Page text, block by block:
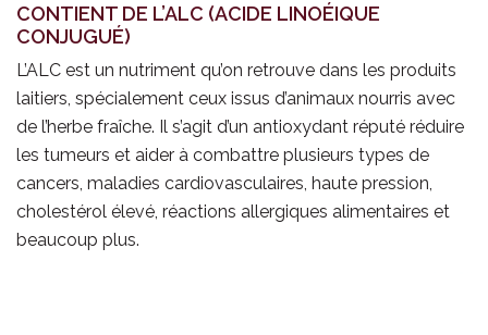
CONTIENT DE L’ALC (ACIDE LINOÉIQUE
CONJUGUÉ)
L’ALC est un nutriment qu’on retrouve dans les produits
laitiers, spécialement ceux issus d’animaux nourris avec
de l’herbe fraîche. Il s’agit d’un antioxydant réputé réduire
les tumeurs et aider à combattre plusieurs types de
cancers, maladies cardiovasculaires, haute pression,
cholestérol élevé, réactions allergiques alimentaires et
beaucoup plus.